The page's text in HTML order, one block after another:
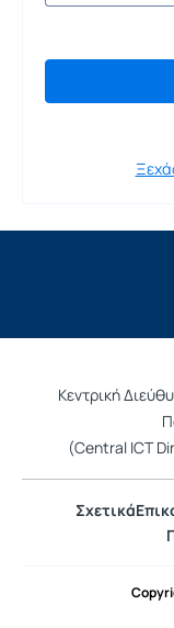
Κεντρική
(Central ICT
Σχετικά